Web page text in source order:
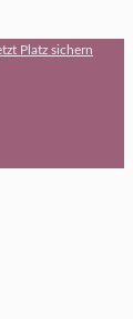
Platz sichern